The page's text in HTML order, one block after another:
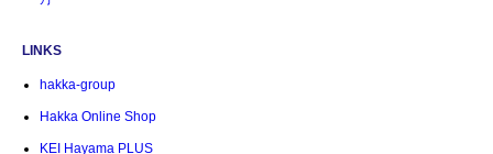
LINKS
hakka-group
Hakka Online Shop
KEI Hayama PLUS